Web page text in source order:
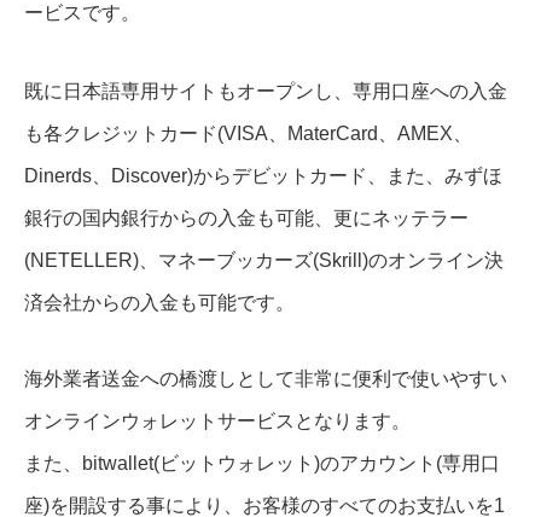
ービスです。
既に日本語専用サイトもオープンし、専用口座への入金
も各クレジットカード(VISA、MaterCard、AMEX、
Dinerds、Discover)からデビットカード、また、みずほ
銀行の国内銀行からの入金も可能、更にネッテラー
(NETELLER)、マネーブッカーズ(Skrill)のオンライン決
済会社からの入金も可能です。
海外業者送金への橋渡しとして非常に便利で使いやすい
オンラインウォレットサービスとなります。
また、bitwallet(ビットウォレット)のアカウント(専用口
座)を開設する事により、お客様のすべてのお支払いを1